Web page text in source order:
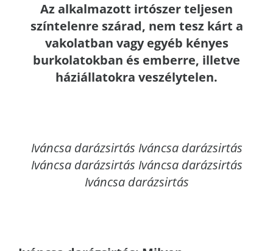
Az alkalmazott irtószer teljesen
színtelenre szárad, nem tesz kárt a
vakolatban vagy egyéb kényes
burkolatokban és emberre, illetve
háziállatokra veszélytelen.
Iváncsadarázsirtás Iváncsa darázsirtás
Iváncsa darázsirtás Iváncsa darázsirtás
Iváncsa darázsirtás